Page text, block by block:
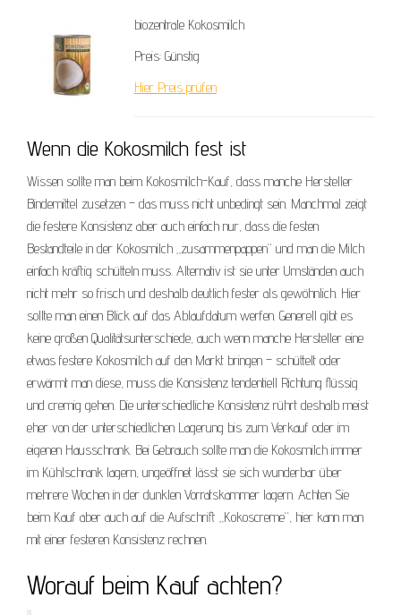
biozentrale Kokosmilch
Preis: Günstig
Hier Preis prüfen
Wenn die Kokosmilch fest ist
Wissen sollte man beim Kokosmilch-Kauf, dass manche Hersteller
Bindemittel zusetzen – das muss nicht unbedingt sein. Manchmal zeigt
die festere Konsistenz aber auch einfach nur, dass die festen
Bestandteile in der Kokosmilch „zusammenpappen“ und man die Milch
einfach kräftig schütteln muss. Alternativ ist sie unter Umständen auch
nicht mehr so frisch und deshalb deutlich fester als gewöhnlich. Hier
sollte man einen Blick auf das Ablaufdatum werfen. Generell gibt es
keine großen Qualitätsunterschiede, auch wenn manche Hersteller eine
etwas festere Kokosmilch auf den Markt bringen – schüttelt oder
erwärmt man diese, muss die Konsistenz tendentiell Richtung flüssig
und cremig gehen. Die unterschiedliche Konsistenz rührt deshalb meist
eher von der unterschiedlichen Lagerung bis zum Verkauf oder im
eigenen Hausschrank. Bei Gebrauch sollte man die Kokosmilch immer
im Kühlschrank lagern, ungeöffnet lässt sie sich wunderbar über
mehrere Wochen in der dunklen Vorratskammer lagern. Achten Sie
beim Kauf aber auch auf die Aufschrift „Kokoscreme“, hier kann man
mit einer festeren Konsistenz rechnen.
Worauf beim Kauf achten?